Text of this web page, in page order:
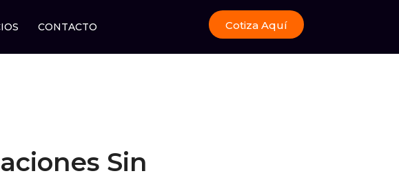
CONTACTO Cotiza Aquí
Sin